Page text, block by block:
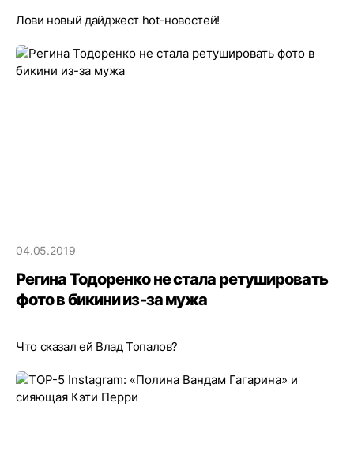
Лови новый дайджест hot-новостей!
04.05.2019
Регина Тодоренко не стала ретушировать
фото в бикини из-за мужа
Что сказал ей Влад Топалов?